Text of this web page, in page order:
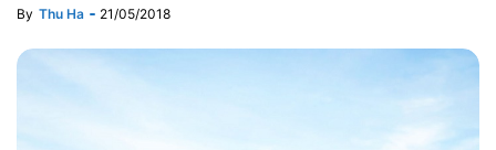
By Thu Ha 21/05/2018